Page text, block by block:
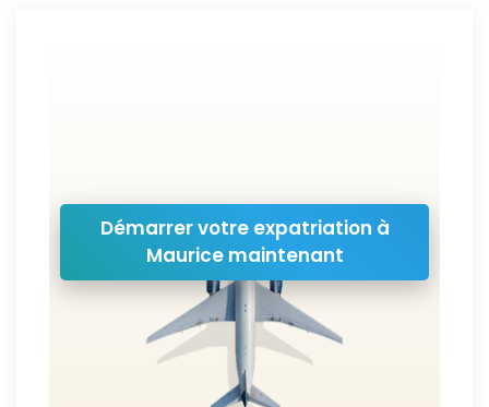
Démarrer votre expatriation à
Maurice maintenant